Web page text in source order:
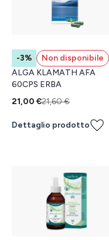
-3%
Non disponibile
ALGA KLAMATH AFA
60CPS ERBA
21,00 €21,60 €
Dettaglio prodotto